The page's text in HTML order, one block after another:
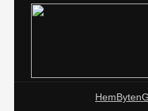
HemByten